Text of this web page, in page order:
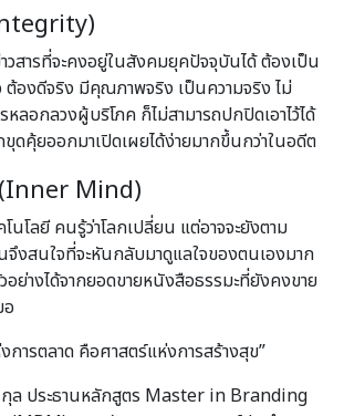
วสารที่จะคงอยู่ในสังคมยุคปัจจุบันได้ ต้องเป็น
ต้องดีจริง มีคุณภาพจริง เป็นความจริง ไม่
ลอกลวงผู้บริโภค ก็ไม่สามารถปกปิดเอาไว้ได้
ดคุ้ยออกมาเปิดเผยได้ง่ายมากขึ้นกว่าในอดีต
(Inner Mind)
นโลยี คนรู้ว่าโลกเปลี่ยน แต่อาจจะยังตาม
จึงสนใจที่จะหันกลับมาดูแลใจของตนเองมาก
ย่างได้จากยอดขายหนังสือธรรมะที่ยังคงขาย
การตลาด คือศาสตร์แห่งการสร้างสุข”
ล ประธานหลักสูตร Master in Branding